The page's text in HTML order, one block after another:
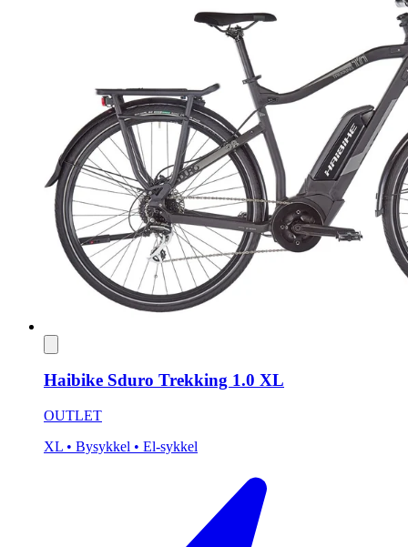
Haibike Sduro Trekking 1.0 XL
OUTLET
XL • Bysykkel • El-sykkel